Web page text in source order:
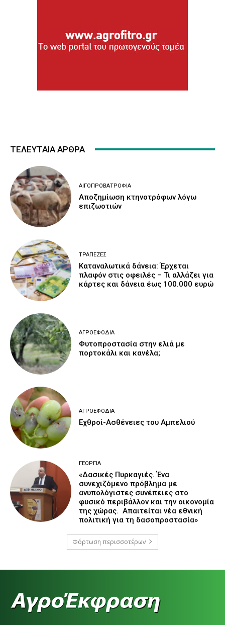
ΤΕΛΕΥΤΑΙΑ ΑΡΘΡΑ
ΑΙΓΟΠΡΟΒΑΤΡΟΦΊΑ
Αποζημίωση κτηνοτρόφων λόγω
επιζωοτιών
ΤΡΆΠΕΖΕΣ
Καταναλωτικά δάνεια: Έρχεται
πλαφόν στις οφειλές – Τι αλλάζει για
κάρτες και δάνεια έως 100.000 ευρώ
ΑΓΡΟΕΦΌΔΙΑ
Φυτοπροστασία στην ελιά με
πορτοκάλι και κανέλα;
ΑΓΡΟΕΦΌΔΙΑ
Εχθροί-Ασθένειες του Αμπελιού
ΓΕΩΡΓΊΑ
«Δασικές Πυρκαγιές. Ένα
συνεχιζόμενο πρόβλημα με
ανυπολόγιστες συνέπειες στο
φυσικό περιβάλλον και την οικονομία
της χώρας. Απαιτείται νέα εθνική
πολιτική για τη δασοπροστασία»
Φόρτωση περισσοτέρων